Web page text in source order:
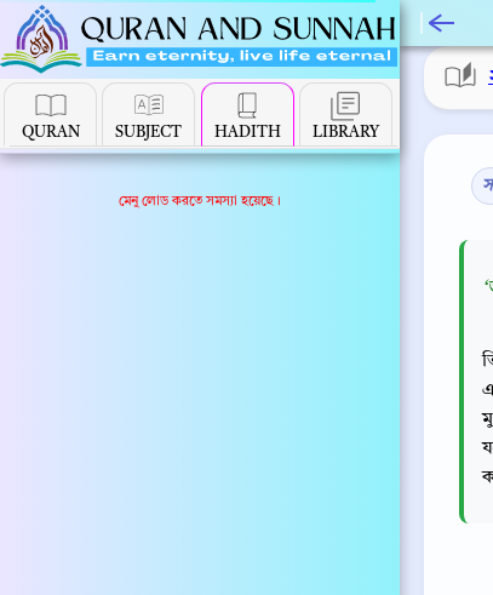
QURAN SUBJECT HADITH LIBRARY
মেনু লোড করতে সমস্যা হয়েছে।